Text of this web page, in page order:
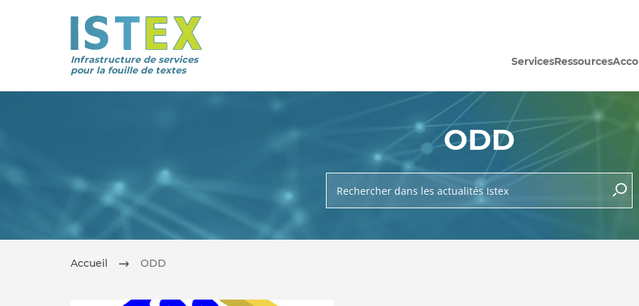
Infrastructure de services
pour la fouille de textes
ServicesRessources
ODD
Rechercher dans les actualités Istex
Accueil ODD